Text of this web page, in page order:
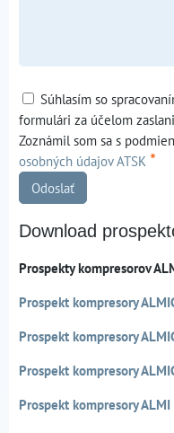
Súhlasím so
formulári za účelom
Zoznámil som sa s
osobných údajov ATSK *
Odoslať
Download
Prospekty kompresorov
Prospekt kompresory
Prospekt kompresory
Prospekt kompresory
Prospekt kompresory ALMI